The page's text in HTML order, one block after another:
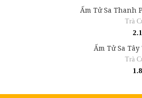
Ấm Tử Sa Thanh
Trà
Ấm Tử Sa
Trà